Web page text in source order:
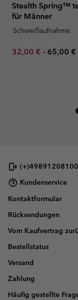
Stealth Spring™
für Männer
Schweißaufnahme
Minimum sale
32,00 € - 65,00 €
Kundenservice
Kontaktformular
Rücksendungen
Vom Kaufvertrag
Bestellstatus
Versand
Zahlung
Häufig gestellte